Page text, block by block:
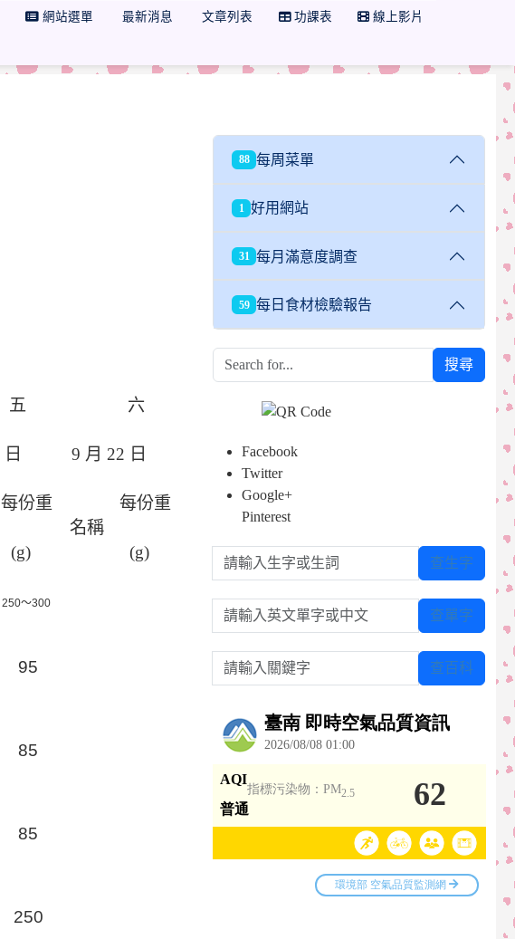
網站選單 最新消息 文章列表 功課表 線上影片
五 六
日 9 月 22 日
每份重
(g)
名稱
每份重
(g)
250～300
95
85
85
250
88 每周菜單
1 好用網站
31 每月滿意度調查
59 每日食材檢驗報告
搜尋
Facebook
Twitter
Google+
Pinterest
請輸入生字或生詞 查生字
請輸入英文單字或中文 查單字
請輸入關鍵字 查百科